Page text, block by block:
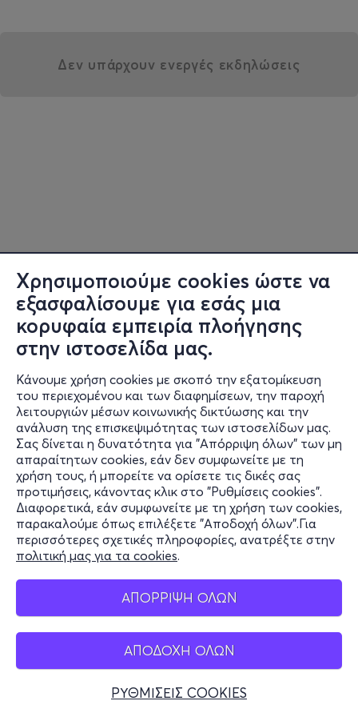
Χρησιμοποιούμε cookies ώστε να
εξασφαλίσουμε για εσάς μια
κορυφαία εμπειρία πλοήγησης
στην ιστοσελίδα μας.
Κάνουμε χρήση cookies με σκοπό την εξατομίκευση
του περιεχομένου και των διαφημίσεων, την παροχή
λειτουργιών μέσων κοινωνικής δικτύωσης και την
ανάλυση της επισκεψιμότητας των ιστοσελίδων μας.
Σας δίνεται η δυνατότητα για "Απόρριψη όλων" των μη
απαραίτητων cookies, εάν δεν συμφωνείτε με τη
χρήση τους, ή μπορείτε να ορίσετε τις δικές σας
προτιμήσεις, κάνοντας κλικ στο "Ρυθμίσεις cookies".
Διαφορετικά, εάν συμφωνείτε με τη χρήση των cookies,
παρακαλούμε όπως επιλέξετε "Αποδοχή όλων".Για
περισσότερες σχετικές πληροφορίες, ανατρέξτε στην
πολιτική μας για τα cookies.
ΑΠΟΡΡΙΨΗ ΟΛΩΝ
ΑΠΟΔΟΧΗ ΟΛΩΝ
ΡΥΘΜΙΣΕΙΣ COOKIES
Δεν υπάρχουν ενεργές εκδηλώσεις